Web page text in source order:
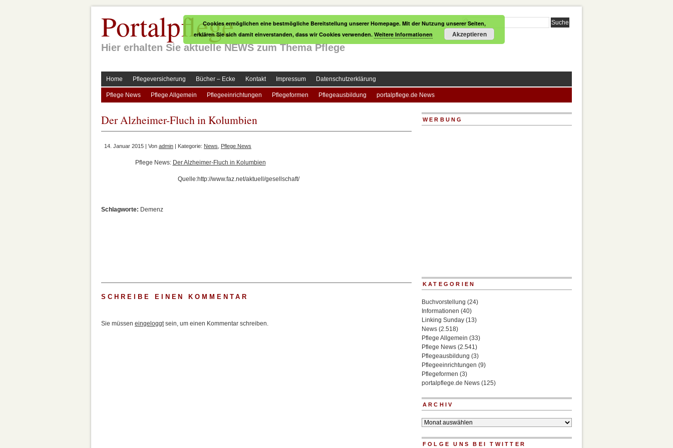
Portalpflege
Hier erhalten Sie aktuelle NEWS zum Thema Pflege
Home Pflegeversicherung Bücher – Ecke Kontakt Impressum Datenschutzerklärung
Pflege News Pflege Allgemein Pflegeeinrichtungen Pflegeformen Pflegeausbildung portalpflege.de News
Der Alzheimer-Fluch in Kolumbien
14. Januar 2015 | Von admin | Kategorie: News Pflege News
Pflege News: Der Alzheimer-Fluch in Kolumbien
Quelle:http://www.faz.net/aktuell/gesellschaft/
Schlagworte: Demenz
SCHREIBE EINEN KOMMENTAR
Sie müssen eingeloggtsein, um einen Kommentar schreiben.
WERBUNG
KATEGORIEN
Buchvorstellung (24)
Informationen (40)
Linking Sunday (13)
News (2.518)
Pflege Allgemein (33)
Pflege News (2.541)
Pflegeausbildung (3)
Pflegeeinrichtungen (9)
Pflegeformen (3)
portalpflege.de News (125)
ARCHIV
Archiv
FOLGE UNS BEI TWITTER
Cookies ermöglichen eine bestmögliche Bereitstellung unserer Homepage. Mit der Nutzung unserer Seiten,
erklären Sie sich damit einverstanden, dass wir Cookies verwenden. Weitere Informationen Akzeptieren